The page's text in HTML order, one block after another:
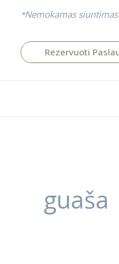
Pereiti
turinio
*Nemokamas siuntimas
Rezervuoti
guaša